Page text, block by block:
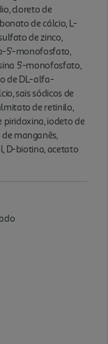
cloreto de
de cálcio, L-
de zinco,
5'-monofosfato,
5'-monofosfato,
de DL-alfa-
sais sódicos de
de retinilo,
iodeto de
manganês,
D-biotina, acetato